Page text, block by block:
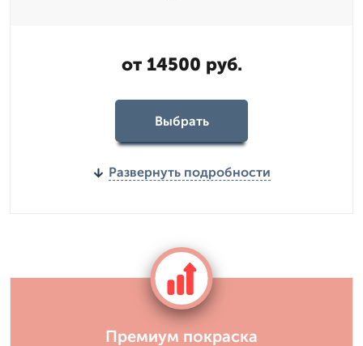
от 14500 руб.
Выбрать
Развернуть подробности
Премиум покраска